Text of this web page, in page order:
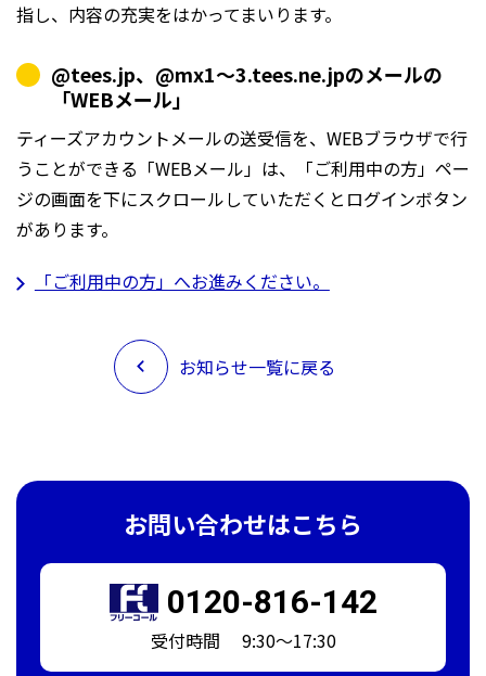
指し、内容の充実をはかってまいります。
@tees.jp、@mx1～3.tees.ne.jpのメールの
「WEBメール」
ティーズアカウントメールの送受信を、WEBブラウザで行
うことができる「WEBメール」は、「ご利用中の方」ペー
ジの画面を下にスクロールしていただくとログインボタン
があります。
「ご利用中の方」へお進みください。
お知らせ一覧に戻る
お問い合わせはこちら
0120-816-142
受付時間 9:30～17:30